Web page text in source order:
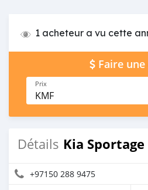
1 acheteur a vu cette
Faire
Prix
KMF
Détails Kia Sportage
+97150 288 9475